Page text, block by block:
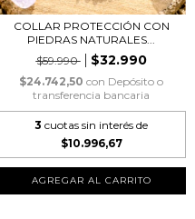
COLLAR PROTECCIÓN CON
PIEDRAS NATURALES...
$59.990
$32.990
$24.742,50 con Depósito o
transferencia bancaria
3 cuotas sin interés de
$10.996,67